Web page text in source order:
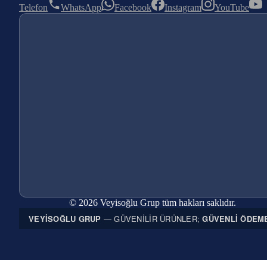
Telefon WhatsApp Facebook Instagram YouTube
© 2026 Veyisoğlu Grup tüm hakları saklıdır.
VEYISOĞLU GRUP — GÜVENILIR ÜRÜNLER;GÜVENLI